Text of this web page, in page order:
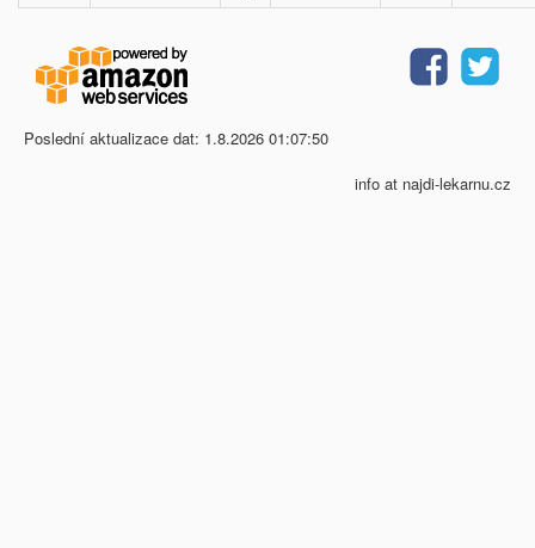
Poslední aktualizace dat: 1.8.2026 01:07:50
info at najdi-lekarnu.cz